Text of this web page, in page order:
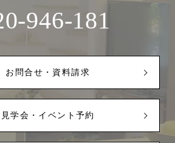
946-181
お問合せ・資料請求
見学会・イベント予約